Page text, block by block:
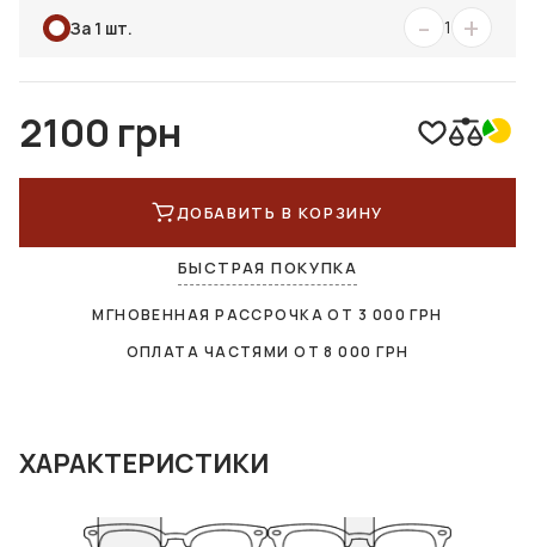
За 1 шт. - 1 +
2100 грн
ДОБАВИТЬ В КОРЗИНУ
БЫСТРАЯ ПОКУПКА
МГНОВЕННАЯ РАССРОЧКА ОТ 3 000 ГРН
ОПЛАТА ЧАСТЯМИ ОТ8 000 ГРН
ХАРАКТЕРИСТИКИ